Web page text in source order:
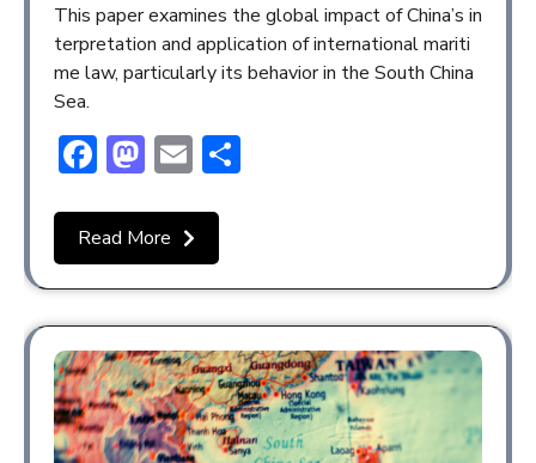
This paper examines the global impact of China’s in
terpretation and application of international mariti
me law, particularly its behavior in the South China
Sea.
Facebook
Mastodon
Email
Read More